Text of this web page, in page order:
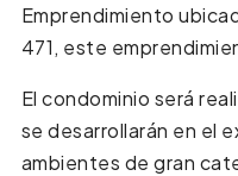
Emprendimiento
471, este
El condominio será
se desarrollarán en el
ambientes de gran